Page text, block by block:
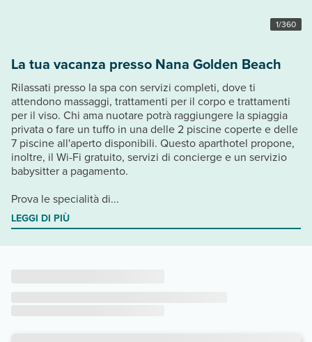
1/360
La tua vacanza presso Nana Golden Beach
Rilassati presso la spa con servizi completi, dove ti
attendono massaggi, trattamenti per il corpo e trattamenti
per il viso. Chi ama nuotare potrà raggiungere la spiaggia
privata o fare un tuffo in una delle 2 piscine coperte e delle
7 piscine all'aperto disponibili. Questo aparthotel propone,
inoltre, il Wi-Fi gratuito, servizi di concierge e un servizio
babysitter a pagamento.
Prova le specialità di...
LEGGI DI PIÙ